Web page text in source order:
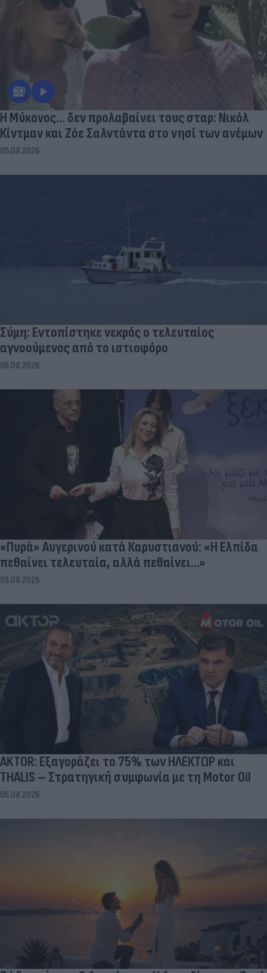
Η Μύκονος... δεν προλαβαίνει τους σταρ: Νικόλ
Κίντμαν και Ζόε Σαλντάντα στο νησί των ανέμων
05.08.2026
Σύμη: Εντοπίστηκε νεκρός ο τελευταίος
αγνοούμενος από το ιστιοφόρο
05.08.2026
«Πυρά» Αυγερινού κατά Καρυστιανού: «Η Ελπίδα
πεθαίνει τελευταία, αλλά πεθαίνει...»
05.08.2026
AKTOR: Εξαγοράζει το 75% των ΗΛΕΚΤΩΡ και
THALIS – Στρατηγική συμφωνία με τη Motor Oil
05.08.2026